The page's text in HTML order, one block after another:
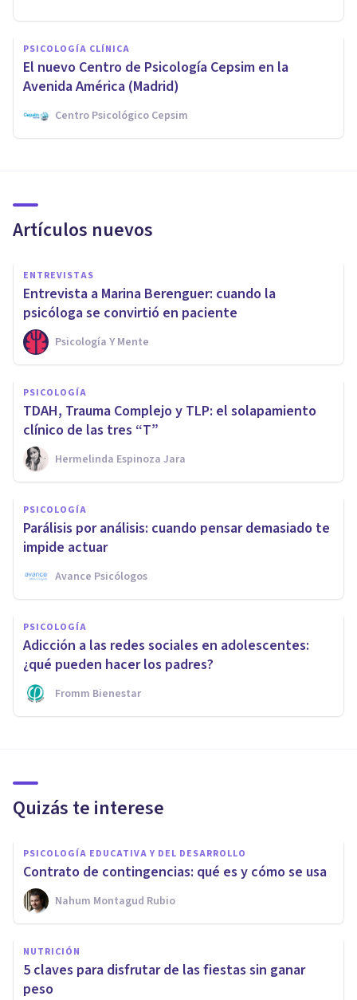
PSICOLOGÍA CLÍNICA
El nuevo Centro de Psicología Cepsim en la
Avenida América (Madrid)
Centro Psicológico Cepsim
Artículos nuevos
ENTREVISTAS
Entrevista a Marina Berenguer: cuando la
psicóloga se convirtió en paciente
Psicología Y Mente
PSICOLOGÍA
TDAH, Trauma Complejo y TLP: el solapamiento
clínico de las tres “T”
Hermelinda Espinoza Jara
PSICOLOGÍA
Parálisis por análisis: cuando pensar demasiado te
impide actuar
Avance Psicólogos
PSICOLOGÍA
Adicción a las redes sociales en adolescentes:
¿qué pueden hacer los padres?
Fromm Bienestar
Quizás te interese
PSICOLOGÍA EDUCATIVA Y DEL DESARROLLO
Contrato de contingencias: qué es y cómo se usa
Nahum Montagud Rubio
NUTRICIÓN
5 claves para disfrutar de las fiestas sin ganar
peso